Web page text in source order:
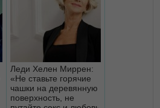
Леди Хелен Миррен:
«Не ставьте горячие
чашки на деревянную
поверхность, не